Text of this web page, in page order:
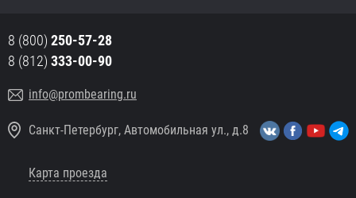
8 (800) 250-57-28
8 (812) 333-00-90
info@prombearing.ru
Санкт-Петербург, Автомобильная ул., д.8
Карта проезда